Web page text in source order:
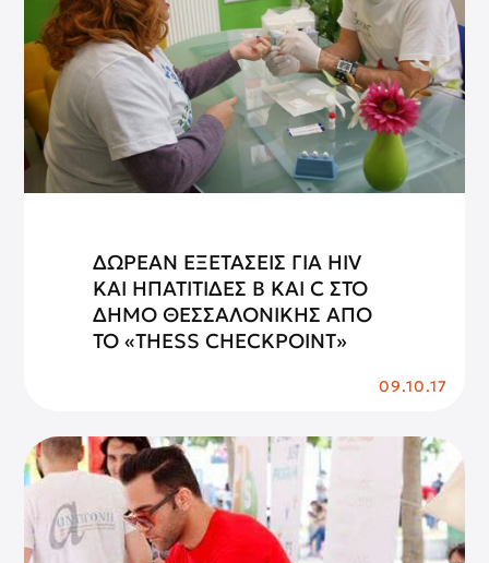
ΔΩΡΕΑΝ ΕΞΕΤΑΣΕΙΣ ΓΙΑ HIV
ΚΑΙ ΗΠΑΤΙΤΙΔΕΣ Β ΚΑΙ C ΣΤΟ
ΔΗΜΟ ΘΕΣΣΑΛΟΝΙΚΗΣ ΑΠΟ
ΤΟ «THESS CHECKPOINT»
09.10.17